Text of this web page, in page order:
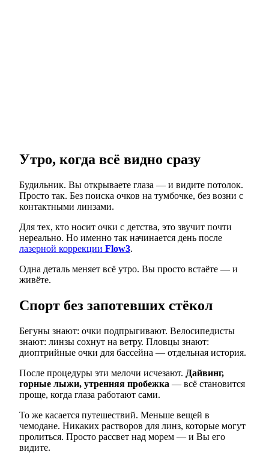
Утро, когда всё видно сразу
Будильник. Вы открываете глаза — и видите потолок.
Просто так. Без поиска очков на тумбочке, без возни с
контактными линзами.
Для тех, кто носит очки с детства, это звучит почти
нереально. Но именно так начинается день после
лазерной коррекции Flow3.
Одна деталь меняет всё утро. Вы просто встаёте — и
живёте.
Спорт без запотевших стёкол
Бегуны знают: очки подпрыгивают. Велосипедисты
знают: линзы сохнут на ветру. Пловцы знают:
диоптрийные очки для бассейна — отдельная история.
После процедуры эти мелочи исчезают. Дайвинг,
горные лыжи, утренняя пробежка — всё становится
проще, когда глаза работают сами.
То же касается путешествий. Меньше вещей в
чемодане. Никаких растворов для линз, которые могут
пролиться. Просто рассвет над морем — и Вы его
видите.